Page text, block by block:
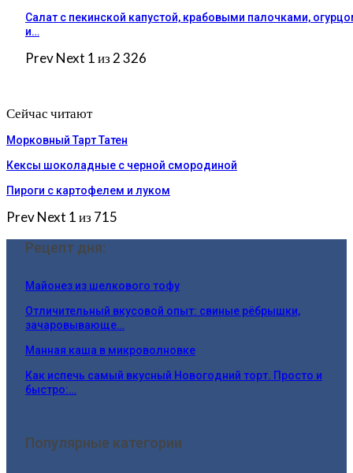
Салат с пекинской капустой, крабовыми палочками,
и…
PrevNext 1 из 2 326
Сейчас читают
Морковный Тарт Татен
Кексы шоколадные с черной смородиной
Пироги c картофелем и луком
PrevNext 1 из 715
Рецепт дня:
Майонез из шелкового тофу
Отличительный вкусовой опыт: свиные рёбрышки,
зачаровывающе…
Манная каша в микроволновке
Как испечь самый вкусный Новогодний торт. Просто и
быстро:…
Популярные категории